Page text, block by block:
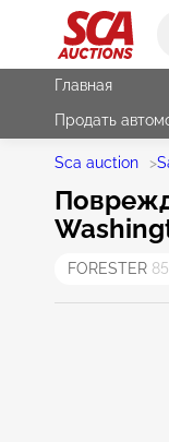
Главная
Продать
Sca auction >
FORESTER 85